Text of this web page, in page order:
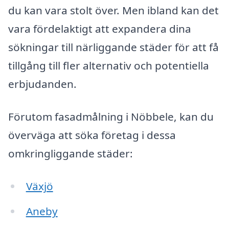
du kan vara stolt över. Men ibland kan det
vara fördelaktigt att expandera dina
sökningar till närliggande städer för att få
tillgång till fler alternativ och potentiella
erbjudanden.
Förutom fasadmålning i Nöbbele, kan du
överväga att söka företag i dessa
omkringliggande städer:
Växjö
Aneby